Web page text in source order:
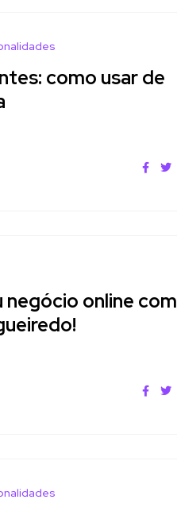
como usar de
negócio online com